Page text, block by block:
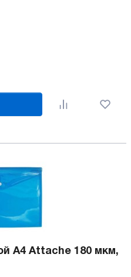
А4 Attache 180 мкм,